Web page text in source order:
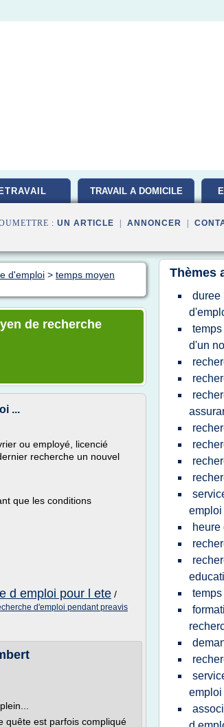
TRAVAIL A DOMICILE
: UN ARTICLE ANNONCER
d'emploi > temps moyen
de recherche
...
ou employé, licencié
recherche un nouvel
que les conditions
d emploi pour l ete /
d'emploi pendant preavis
quête est parfois compliqué
Thèmes
duree
d'un
emploi
heure
emploi